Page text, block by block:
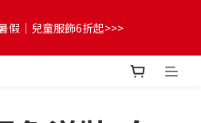
💌】
假｜兒童服飾6折起>>>